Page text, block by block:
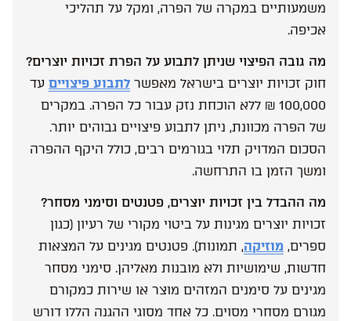
משמעותיים במקרה של הפרה, ומקל על תהליכי
אכיפה.
מה גובה הפיצוי שניתן לתבוע על הפרת זכויות יוצרים?
חוק זכויות יוצרים בישראל מאפשר לתבוע פיצויים עד
100,000 ₪ ללא הוכחת נזק עבור כל הפרה. במקרים
של הפרה מכוונת, ניתן לתבוע פיצויים גבוהים יותר.
הסכום המדויק תלוי בגורמים רבים, כולל היקף ההפרה
ומשך הזמן בו התרחשה.
מה ההבדל בין זכויות יוצרים, פטנטים וסימני מסחר?
זכויות יוצרים מגינות על ביטוי מקורי של רעיון (כגון
ספרים, מוזיקה, תמונות). פטנטים מגינים על המצאות
חדשות, שימושיות ולא מובנות מאליהן. סימני מסחר
מגינים על סימנים המזהים מוצר או שירות כמקורם
מגורם מסחרי מסוים. כל אחד מסוגי ההגנה הללו דורש